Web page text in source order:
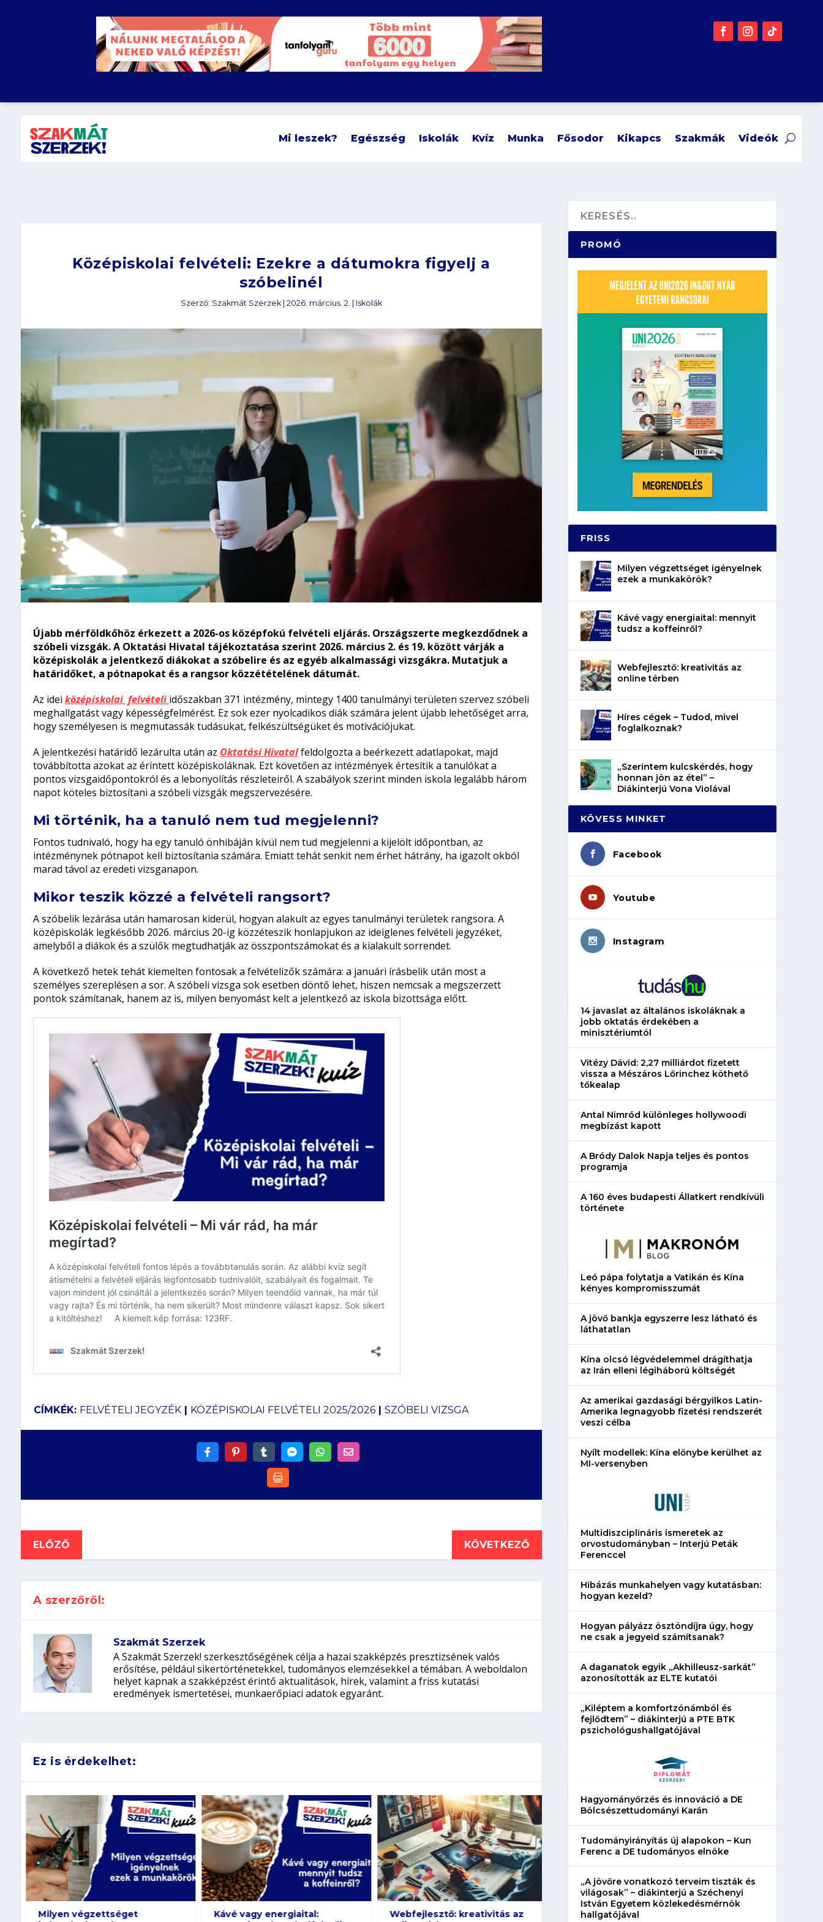
.
Mi leszek? Egészség Iskolák Kvíz Munka Fősodor Kikapcs Szakmák Videók
Középiskolai felvételi: Ezekre a dátumokra figyelj a
szóbelinél
Szerző: Szakmát Szerzek| 2026. március. 2. Iskolák
Újabb mérföldkőhöz érkezett a 2026-os középfokú felvételi eljárás. Országszerte megkezdődnek a
szóbeli vizsgák. A Oktatási Hivatal tájékoztatása szerint 2026. március 2. és 19. között várják a
középiskolák a jelentkező diákokat a szóbelire és az egyéb alkalmassági vizsgákra. Mutatjuk a
határidőket, a pótnapokat és a rangsor közzétételének dátumát.
Az idei középiskolai felvételi időszakban 371 intézmény, mintegy 1400 tanulmányi területen szervez szóbeli
meghallgatást vagy képességfelmérést. Ez sok ezer nyolcadikos diák számára jelent újabb lehetőséget arra,
hogy személyesen is megmutassák tudásukat, felkészültségüket és motivációjukat.
A jelentkezési határidő lezárulta után az Oktatási Hivatalfeldolgozta a beérkezett adatlapokat, majd
továbbította azokat az érintett középiskoláknak. Ezt követően az intézmények értesítik a tanulókat a
pontos vizsgaidőpontokról és a lebonyolítás részleteiről. A szabályok szerint minden iskola legalább három
napot köteles biztosítani a szóbeli vizsgák megszervezésére.
Mi történik, ha a tanuló nem tud megjelenni?
Fontos tudnivaló, hogy ha egy tanuló önhibáján kívül nem tud megjelenni a kijelölt időpontban, az
intézménynek pótnapot kell biztosítania számára. Emiatt tehát senkit nem érhet hátrány, ha igazolt okból
marad távol az eredeti vizsganapon.
Mikor teszik közzé a felvételi rangsort?
A szóbelik lezárása után hamarosan kiderül, hogyan alakult az egyes tanulmányi területek rangsora. A
középiskolák legkésőbb 2026. március 20-ig közzéteszik honlapjukon az ideiglenes felvételi jegyzéket,
amelyből a diákok és a szülők megtudhatják az összpontszámokat és a kialakult sorrendet.
A következő hetek tehát kiemelten fontosak a felvételizők számára: a januári írásbelik után most a
személyes szereplésen a sor. A szóbeli vizsga sok esetben döntő lehet, hiszen nemcsak a megszerzett
pontok számítanak, hanem az is, milyen benyomást kelt a jelentkező az iskola bizottsága előtt.
CÍMKÉK: FELVÉTELI JEGYZÉK| KÖZÉPISKOLAI FELVÉTELI 2025/2026| SZÓBELI VIZSGA
ELŐZŐ KÖVETKEZŐ
A szerzőről:
Szakmát Szerzek
A Szakmát Szerzek! szerkesztőségének célja a hazai szakképzés presztizsének valós
erősítése, például sikertörténetekkel, tudományos elemzésekkel a témában. A weboldalon
helyet kapnak a szakképzést érintő aktualitások, hírek, valamint a friss kutatási
eredmények ismertetései, munkaerőpiaci adatok egyaránt.
Ez is érdekelhet:
Milyen végzettséget
Kávé vagy energiaital:
Webfejlesztő: kreativitás az
Híres cégek – Tudod, mivel
PROMÓ
FRISS
Milyen végzettséget igényelnek
ezek a munkakörök?
Kávé vagy energiaital: mennyit
tudsz a koffeinről?
Webfejlesztő: kreativitás az
online térben
Híres cégek – Tudod, mivel
foglalkoznak?
„Szerintem kulcskérdés, hogy
honnan jön az étel” –
Diákinterjú Vona Violával
KÖVESS MINKET
Facebook
Youtube
Instagram
14 javaslat az általános iskoláknak a
jobb oktatás érdekében a
minisztériumtól
Vitézy Dávid: 2,27 milliárdot fizetett
vissza a Mészáros Lőrinchez köthető
tőkealap
Antal Nimród különleges hollywoodi
megbízást kapott
A Bródy Dalok Napja teljes és pontos
programja
A 160 éves budapesti Állatkert rendkívüli
története
Leó pápa folytatja a Vatikán és Kína
kényes kompromisszumát
A jövő bankja egyszerre lesz látható és
láthatatlan
Kína olcsó légvédelemmel drágíthatja
az Irán elleni légiháború költségét
Az amerikai gazdasági bérgyilkos Latin-
Amerika legnagyobb fizetési rendszerét
veszi célba
Nyílt modellek: Kína előnybe kerülhet az
MI-versenyben
Multidiszciplináris ismeretek az
orvostudományban – Interjú Peták
Ferenccel
Hibázás munkahelyen vagy kutatásban:
hogyan kezeld?
Hogyan pályázz ösztöndíjra úgy, hogy
ne csak a jegyeid számítsanak?
A daganatok egyik „Akhilleusz-sarkát”
azonosították az ELTE kutatói
„Kiléptem a komfortzónámból és
fejlődtem” – diákinterjú a PTE BTK
pszichológushallgatójával
Hagyományőrzés és innováció a DE
Bölcsészettudományi Karán
Tudományirányítás új alapokon – Kun
Ferenc a DE tudományos elnöke
„A jövőre vonatkozó terveim tiszták és
világosak” – diákinterjú a Széchenyi
István Egyetem közlekedésmérnök
hallgatójával